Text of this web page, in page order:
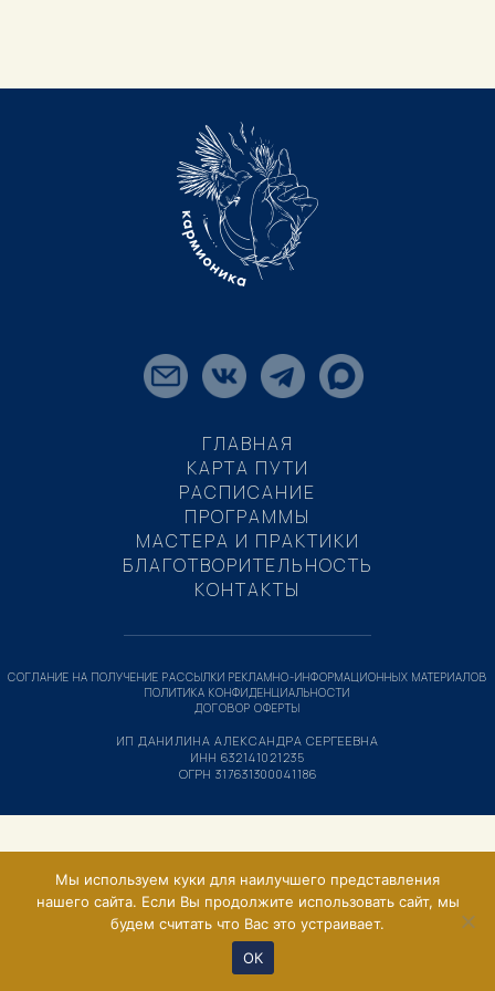
ГЛАВНАЯ
КАРТА ПУТИ
РАСПИСАНИЕ
ПРОГРАММЫ
МАСТЕРА И ПРАКТИКИ
БЛАГОТВОРИТЕЛЬНОСТЬ
КОНТАКТЫ
ИП ДАНИЛИНА АЛЕКСАНДРА СЕРГЕЕВНА
ИНН 632141021235
ОГРН 317631300041186
СОГЛАНИЕ НА ПОЛУЧЕНИЕ РАССЫЛКИ РЕКЛАМНО-ИНФОРМАЦИОННЫХ МАТЕРИАЛОВ
ПОЛИТИКА КОНФИДЕНЦИАЛЬНОСТИ
ДОГОВОР ОФЕРТЫ
Мы используем куки для наилучшего представления
нашего сайта. Если Вы продолжите использовать сайт, мы
будем считать что Вас это устраивает.
ОК